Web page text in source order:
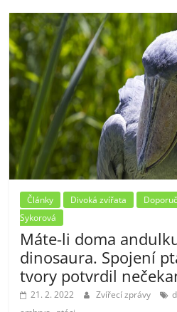
Články Divoká zvířata
Sykorová
Máte-li doma
dinosaura. Spojení
tvory potvrdil
21. 2. 2022 Zvířecí zprávy